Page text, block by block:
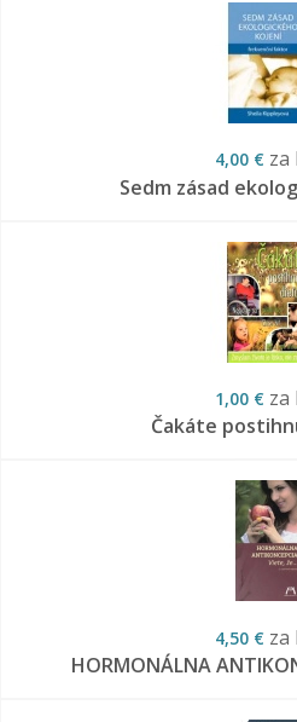
4,00 € za
Sedm zásad
1,00 € za
Čakáte
4,50 € za
HORMONÁLNA